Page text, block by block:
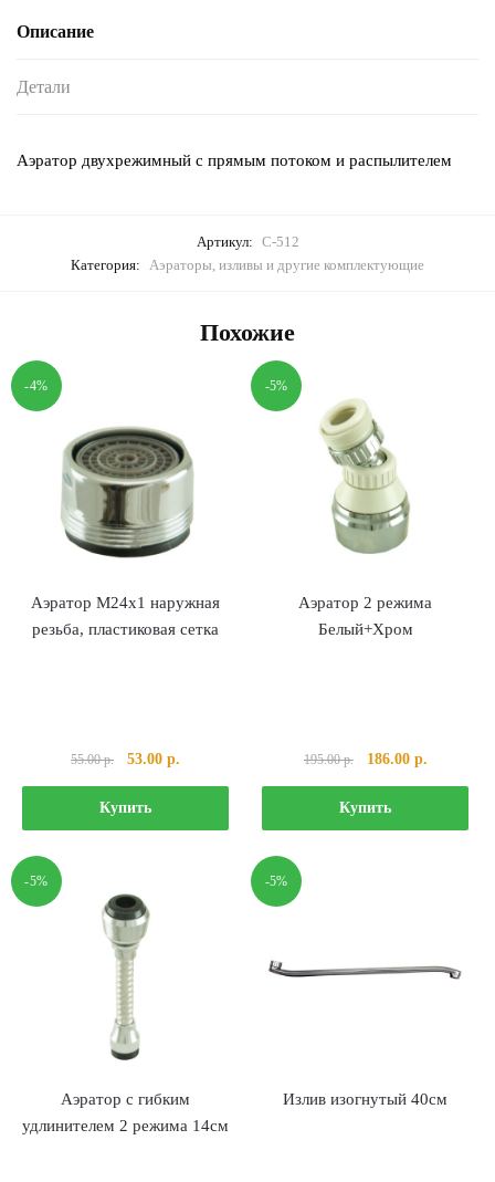
Описание
Детали
Аэратор двухрежимный с прямым потоком и распылителем
Артикул: С-512
Категория:
Аэраторы, изливы и другие комплектующие
Похожие
-4%
Аэратор M24х1 наружная
резьба, пластиковая сетка
55.00р.
Первоначальная
цена
составляла
55.00 р..
53.00р.
цена:
Купить
-5%
Аэратор 2 режима
Белый+Хром
195.00р.
Первоначальная
цена
составляла
195.00 р..
186.00 р.Текущая
цена:
Купить
-5%
Аэратор с гибким
удлинителем 2 режима 14см
-5%
Излив изогнутый 40см